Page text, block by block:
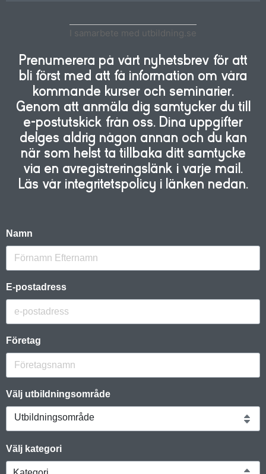
I samarbete med utbildning.se
Prenumerera på vårt nyhetsbrev för att
bli först med att få information om våra
kommande kurser och seminarier.
Genom att anmäla dig samtycker du till
e-postutskick från oss. Dina uppgifter
delges aldrig någon annan och du kan
när som helst ta tillbaka ditt samtycke
via en avregistreringslänk i varje mail.
Läs vår integritetspolicy i länken nedan.
Namn
E-postadress
Företag
Välj utbildningsområde
Utbildningsområde
Välj kategori